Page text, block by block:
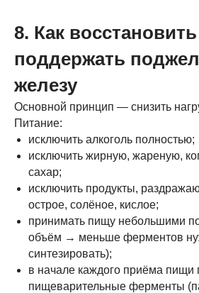
8. Как
поддержать
железу
Основной принцип — снизить
Питание:
исключить алкоголь полностью;
исключить жирную, жареную,
сахар;
исключить продукты,
острое, солёное, кислое;
принимать пищу небольшими
объём → меньше ферментов
синтезировать);
в начале каждого приёма пищи
пищеварительные ферменты